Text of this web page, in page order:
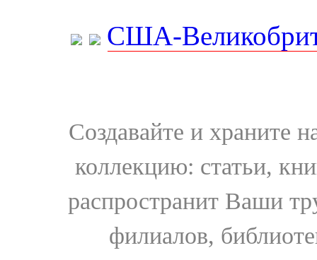
США-
Создавайте и храните
коллекцию: статьи,
распространит Ваши
филиалов,